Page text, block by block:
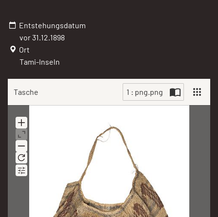
Tasche 1 : png.png
Scan
Entstehungsdatum
vor 31.12.1898
Ort
Tami-Inseln